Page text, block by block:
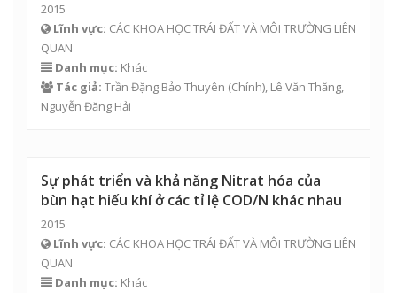
2015
Lĩnh vực: CÁC KHOA HỌC TRÁI ĐẤT VÀ MÔI TRƯỜNG LIÊN
QUAN
Danh mục: Khác
Tác giả: Trần Đặng Bảo Thuyên (Chính), Lê Văn Thăng,
Nguyễn Đăng Hải
Sự phát triển và khả năng Nitrat hóa của
bùn hạt hiếu khí ở các tỉ lệ COD/N khác nhau
2015
Lĩnh vực: CÁC KHOA HỌC TRÁI ĐẤT VÀ MÔI TRƯỜNG LIÊN
QUAN
Danh mục: Khác